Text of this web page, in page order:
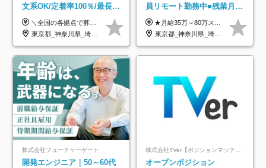
文系OK/定着率100％/最長1
年の自社ITスクール研修あ
り/年休130日
＼全国の各拠点で募集中！／ 給与は以下の通り、勤務地により異なります。 札幌：月給23万円～27万円 仙台：月給22万円～26万円 新潟：月給22万円～26万円 東京：月給26万円～30万円 大阪：月給24万円～29万円 福岡：月給23.5万円～27万円 沖縄：月給21万円～26万円 ◎給与は知識や経験を考慮して決定します。 ◎残業は別途全額支給します。 ◎試用期間12カ月あり（給与は以下の通りです。その他条件に変更はありません） （試用期間の給与） 札幌：月給18.6万円～ 仙台：月給19万円～ 新潟：月給18万円～ 東京：月給22万円～ 大阪：月給20.8万円～ 福岡：月給19万円～ 沖縄：月給18万円～
東京都_神奈川県_埼玉県_千葉県_大阪府_愛知県_北海道_青森県_岩手県_宮城県_秋田県_山形県_福島県_茨城県_栃木県_群馬県_新潟県_山梨県_長野県_富山県_石川県_福井県_静岡県_岐阜県_三重県_兵庫県_京都府_滋賀県_奈良県_和歌山県_広島県_岡山県_鳥取県_島根県_山口県_徳島県_香川県_愛媛県_高知県_福岡県_熊本県_佐賀県_長崎県_大分県_宮崎県_鹿児島県_沖縄県
員リモート勤務中■残業月
3h■最大3ヶ月の連休あり■
年休126日■20～30代活躍
中！
★月給35万～80万スタートも可 【未経験の方】 ■月給26万～80万＋賞与年2回（年2ヶ月分） 【何かしらのインフラエンジニア経験をお持ちの方】 ■月給35万～80万＋賞与年2回（年2ヶ月分） ※スキル・経験などを考慮し決定します ※試用期間6ヶ月あり。期間中は契約社員となります。その他の待遇に差異はありません（試用期間終了後、昇給の可能性あり） ※上記金額には固定残業代（月30時間分／4万9600円～15万2600円）を含みます。超過分は別途支給いたします。 ＼頑張りはインセンティブで還元！／ クライアントに貢献度を評価され、当社のエンジニアが追加で案件に参画することになるなど、会社にとって利益になる行動はしっかり評価します。 会社の成長に貢献できていることを実感でき、「もっと頑張ろう」と思える体制づくりを整えています！
東京都_神奈川県_埼玉県_千葉県_大阪府
株式会社フューチャーゲート
開発エンジニア｜50～60代
オープンポジション